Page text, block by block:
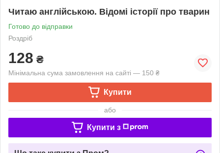
Читаю англійською. Відомі історії про тварин
Готово до відправки
Роздріб
128 ₴
Мінімальна сума замовлення на сайті — 150 ₴
Купити
або
Купити з